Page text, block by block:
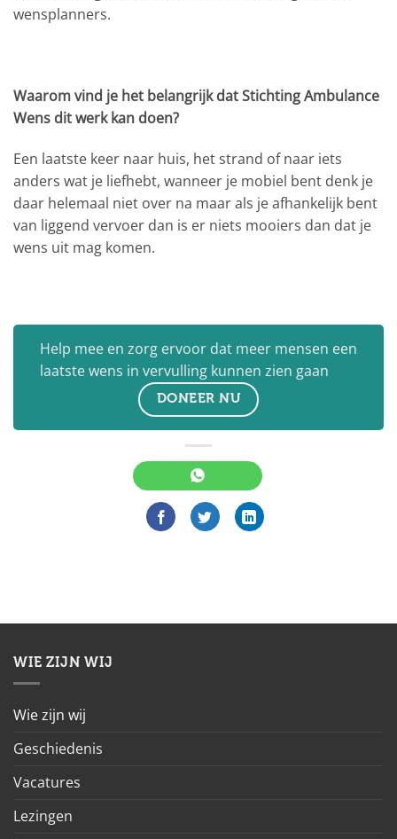
wensplanners.
Waarom vind je het belangrijk dat Stichting Ambulance
Wens dit werk kan doen?
Een laatste keer naar huis, het strand of naar iets
anders wat je liefhebt, wanneer je mobiel bent denk je
daar helemaal niet over na maar als je afhankelijk bent
van liggend vervoer dan is er niets mooiers dan dat je
wens uit mag komen.
Help mee en zorg ervoor dat meer mensen een
laatste wens in vervulling kunnen zien gaan
DONEER NU
WIE ZIJN WIJ
Wie zijn wij
Geschiedenis
Vacatures
Lezingen